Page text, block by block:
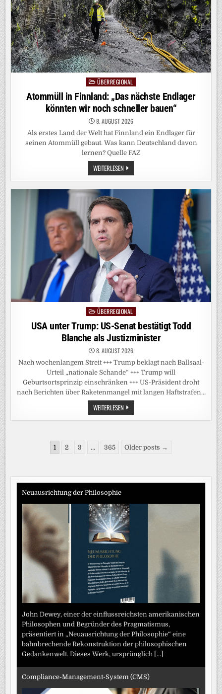
Posted
in
ÜBERREGIONAL
Atommüll in Finnland: „Das nächste Endlager
könnten wir noch schneller bauen“
8. AUGUST 2026
Als erstes Land der Welt hat Finnland ein Endlager für
seinen Atommüll gebaut. Was kann Deutschland davon
lernen? Quelle FAZ
WEITERLESEN ATOMMÜLL
IN
FINNLAND:
„DAS
ENDLAGER
KÖNNTEN
WIR
NOCH
SCHNELLER
BAUEN“
PostedÜBERREGIONAL
USA unter Trump: US-Senat bestätigt Todd
Blanche als Justizminister
8. AUGUST 2026
Nach wochenlangem Streit +++ Trump beklagt nach Ballsaal-
Urteil „nationale Schande“ +++ Trump will
Geburtsortsprinzip einschränken +++ US-Präsident droht
nach Berichten über Raketenmangel mit langen Haftstrafen…
WEITERLESEN USA
UNTER
TRUMP:
TODD
BLANCHE
Seitennummerierung
Beiträge
1 2 3 … 365 Older posts →
Neuausrichtung der Philosophie
John Dewey, einer der einflussreichsten amerikanischen
Philosophen und Begründer des Pragmatismus,
präsentiert in „Neuausrichtung der Philosophie“ eine
bahnbrechende Rekonstruktion der philosophischen
Gedankenwelt. Dieses Werk, ursprünglich
[...]
Compliance-Management-System (CMS)